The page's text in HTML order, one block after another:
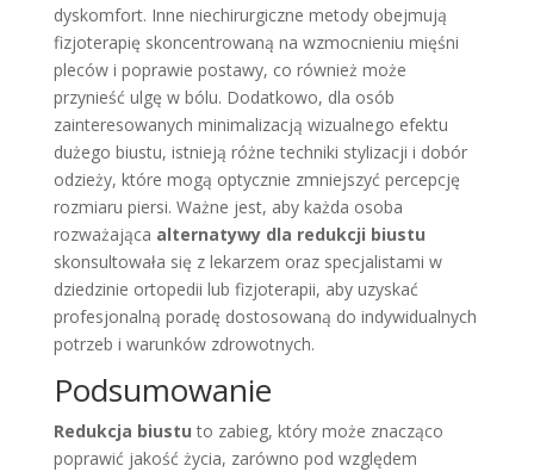
dyskomfort. Inne niechirurgiczne metody obejmują
fizjoterapię skoncentrowaną na wzmocnieniu mięśni
pleców i poprawie postawy, co również może
przynieść ulgę w bólu. Dodatkowo, dla osób
zainteresowanych minimalizacją wizualnego efektu
dużego biustu, istnieją różne techniki stylizacji i dobór
odzieży, które mogą optycznie zmniejszyć percepcję
rozmiaru piersi. Ważne jest, aby każda osoba
rozważająca alternatywy dla redukcji biustu
skonsultowała się z lekarzem oraz specjalistami w
dziedzinie ortopedii lub fizjoterapii, aby uzyskać
profesjonalną poradę dostosowaną do indywidualnych
potrzeb i warunków zdrowotnych.
Podsumowanie
Redukcja biustu to zabieg, który może znacząco
poprawić jakość życia, zarówno pod względem